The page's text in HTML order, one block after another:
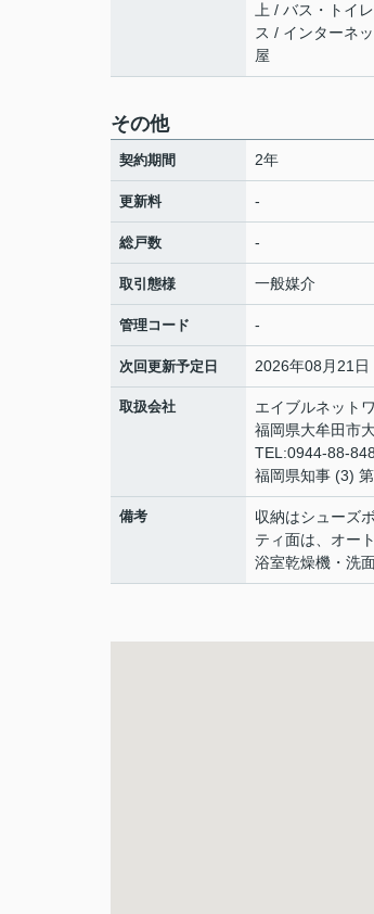
上 / バス・トイ
ス / インターネ
屋
その他
契約期間 2年
更新料 -
総戸数 -
取引態様 一般媒介
管理コード -
次回更新予定日 2026年08月21日
取扱会社
エイブルネッ
福岡県大牟田市
TEL:0944-88-
福岡県知事 (3)
備考
収納はシューズ
ティ面は、オー
浴室乾燥機・洗